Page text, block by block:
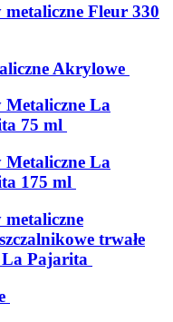
Fleur 330
Akrylowe
Metaliczne La
75 ml
La
175 ml
trwałe
Pajarita